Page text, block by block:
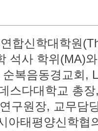
합신학대학원
석사 학위(MA)
복음동경교회,
스다대학교 총
구원장, 교무담
아태평양신학협